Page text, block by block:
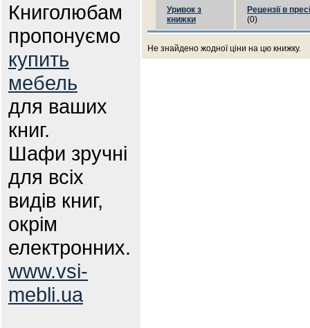
Книголюбам
пропонуємо
купить
мебель
для ваших
книг.
Шафи зручні
для всіх
видів книг,
окрім
електронних.
www.vsi-
mebli.ua
Уривок з
книжки
Рецензії в пресі
(0)
Не знайдено жодної ціни на цю книжку.